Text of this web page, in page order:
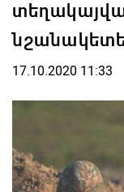
17.10.2020 11:33